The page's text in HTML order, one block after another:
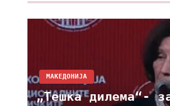
МАКЕДОНИЈА
„Tешка дилема“-